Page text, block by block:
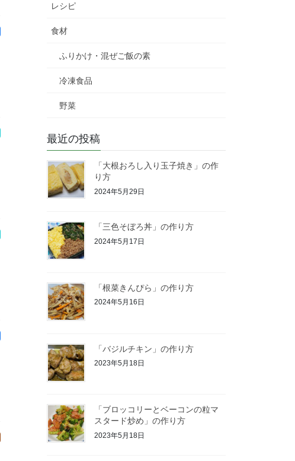
レシピ
食材
ふりかけ・混ぜご飯の素
冷凍食品
野菜
最近の投稿
「大根おろし入り玉子焼き」の作
り方
2024年5月29日
「三色そぼろ丼」の作り方
2024年5月17日
「根菜きんぴら」の作り方
2024年5月16日
「バジルチキン」の作り方
2023年5月18日
「ブロッコリーとベーコンの粒マ
スタード炒め」の作り方
2023年5月18日